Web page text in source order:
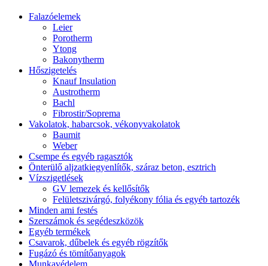
Falazóelemek
Leier
Porotherm
Ytong
Bakonytherm
Hőszigetelés
Knauf Insulation
Austrotherm
Bachl
Fibrostir/Soprema
Vakolatok, habarcsok, vékonyvakolatok
Baumit
Weber
Csempe és egyéb ragasztók
Önterülő aljzatkiegyenlítők, száraz beton, esztrich
Vízszigetlések
GV lemezek és kellősítők
Felületszivárgó, folyékony fólia és egyéb tartozék
Minden ami festés
Szerszámok és segédeszközök
Egyéb termékek
Csavarok, dűbelek és egyéb rögzítők
Fugázó és tömítőanyagok
Munkavédelem